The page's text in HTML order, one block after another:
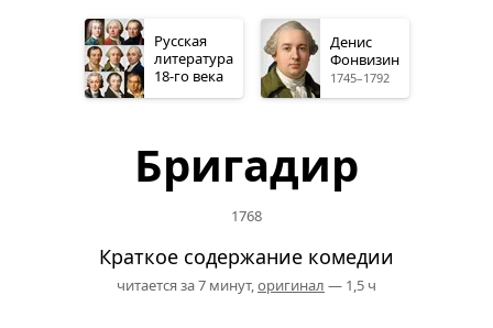
Русская
литература
18-говека
Денис
Фонвизин
1745–1792
Бригадир
1768
Краткое содержание комедии
читается за 7 минут,оригинал — 1,5 ч